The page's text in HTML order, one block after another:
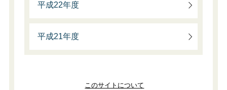
平成22年度
平成21年度
このサイトについて